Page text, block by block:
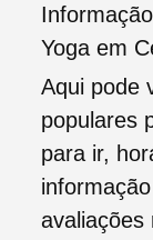
Yoga em
Aqui pode
populares
para ir,
avaliações